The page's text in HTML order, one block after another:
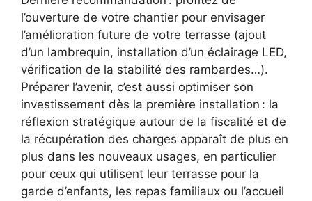
l’ouverture de votre chantier pour envisager
l’amélioration future de votre terrasse (ajout
d’un lambrequin, installation d’un éclairage LED,
vérification de la stabilité des rambardes…).
Préparer l’avenir, c’est aussi optimiser son
investissement dès la première installation : la
réflexion stratégique autour de la fiscalité et de
la récupération des charges apparaît de plus en
plus dans les nouveaux usages, en particulier
pour ceux qui utilisent leur terrasse pour la
garde d’enfants, les repas familiaux ou l’accueil